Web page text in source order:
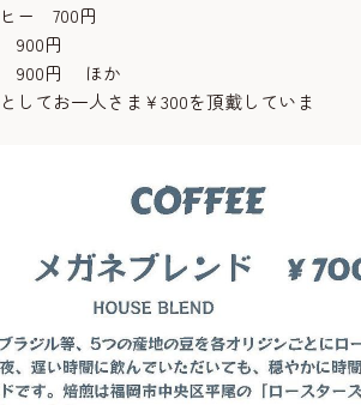
ー 700円
900円
900円 ほか
してお一人さま￥300を頂戴していま